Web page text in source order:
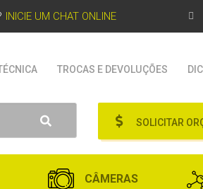
INICIE UM CHAT ONLINE
TROCAS E DEVOLUÇÕES
SOLICITAR
CÂMERAS